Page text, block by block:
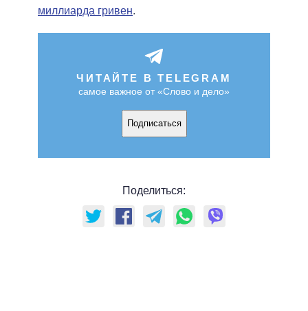
миллиарда гривен.
ЧИТАЙТЕ В TELEGRAM
самое важное от «Слово и дело»
Подписаться
Поделиться: